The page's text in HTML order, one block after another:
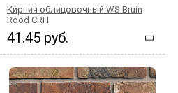
Кирпич облицовочный WS Bruin
Rood CRH
41.45 руб.